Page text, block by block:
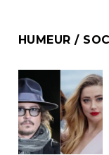
HUMEUR /